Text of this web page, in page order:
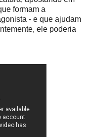
formam a
- e que ajudam
ele poderia